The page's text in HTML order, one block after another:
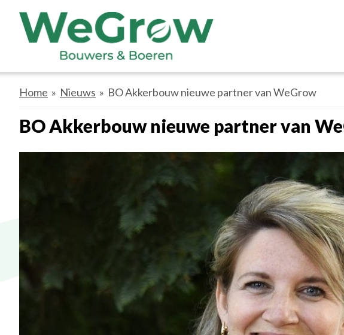
Home » Nieuws » BO Akkerbouw nieuwe partner van WeGrow
BO Akkerbouw nieuwe partner van